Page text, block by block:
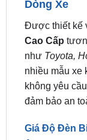
Cao Cấp
nhưToyota,
nhiều mẫu xe
không yêu
đảm bảo an
Giá Độ Đèn